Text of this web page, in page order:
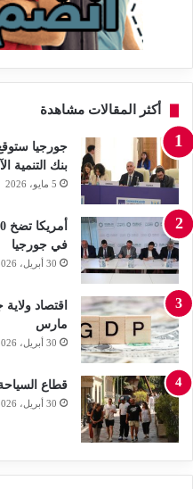
أكثر المقالات مشاهدة
جورجيا
بنك التنمية
5 مايو، 2026
في جورجيا
30 أبريل، 2026
مارس
30 أبريل، 2026
قطاع
30 أبريل، 2026